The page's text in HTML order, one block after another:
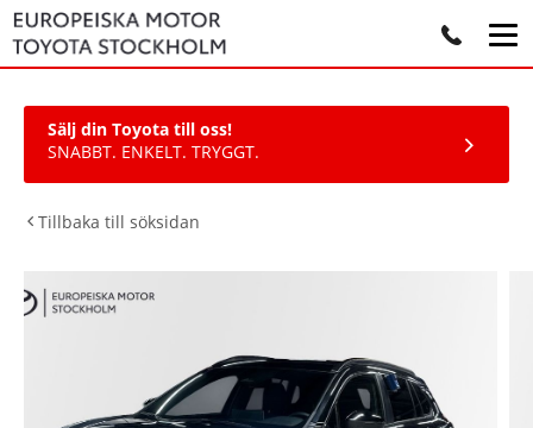
Sälj din Toyota till oss!
SNABBT. ENKELT. TRYGGT.
Tillbaka till söksidan